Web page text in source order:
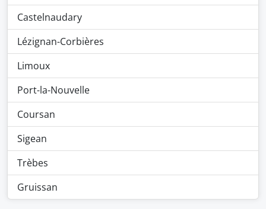
Castelnaudary
Lézignan-Corbières
Limoux
Port-la-Nouvelle
Coursan
Sigean
Trèbes
Gruissan